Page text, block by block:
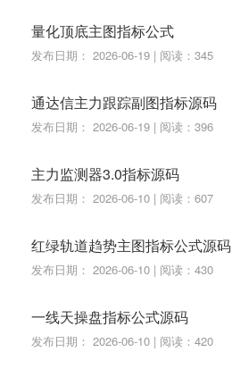
量化顶底主图指标公式
发布日期： 2026-06-19 | 阅读：345
通达信主力跟踪副图指标源码
发布日期： 2026-06-19 | 阅读：396
主力监测器3.0指标源码
发布日期： 2026-06-10 | 阅读：607
红绿轨道趋势主图指标公式源码
发布日期： 2026-06-10 | 阅读：430
一线天操盘指标公式源码
发布日期： 2026-06-10 | 阅读：420